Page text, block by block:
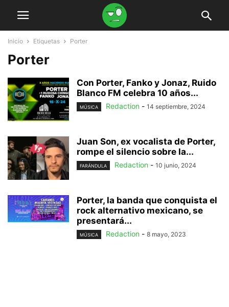
Inicio Etiquetas Porter
Porter
Con Porter, Fanko y Jonaz, Ruido
Blanco FM celebra 10 años...
MÚSICA Redaction - 14 septiembre, 2024
Juan Son, ex vocalista de Porter,
rompe el silencio sobre la...
FARÁNDULA Redaction - 10 junio, 2024
Porter, la banda que conquista el
rock alternativo mexicano, se
presentará...
MÚSICA Redaction - 8 mayo, 2023